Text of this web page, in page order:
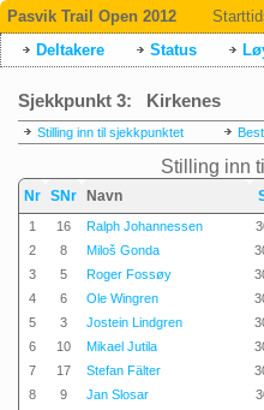
Pasvik Trail Open 2012
Deltakere
Status
Sjekkpunkt 3: Kirkenes
Stilling inn til sjekkpunktet
Stilling inn
Nr SNr Navn
1 16 Ralph Johannessen
2
8 Miloš Gonda
3
5 Roger Fossøy
4
6 Ole Wingren
5
3 Jostein Lindgren
6
10 Mikael Jutila
7
17 Stefan Fälter
8
9 Jan Slosar